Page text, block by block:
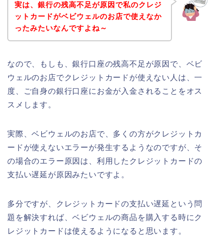
実は、銀行の残高不足が原因で私のクレジ
ットカードがベビウェルのお店で使えなか
ったみたいなんですよね～
なので、もしも、銀行口座の残高不足が原因で、ベビ
ウェルのお店でクレジットカードが使えない人は、一
度、ご自身の銀行口座にお金が入金されることをオス
スメします。
実際、ベビウェルのお店で、多くの方がクレジットカ
ードが使えないエラーが発生するようなのですが、そ
の場合のエラー原因は、利用したクレジットカードの
支払い遅延が原因みたいですよ。
多分ですが、クレジットカードの支払い遅延という問
題を解決すれば、ベビウェルの商品を購入する時にク
レジットカードは使えるようになると思います。